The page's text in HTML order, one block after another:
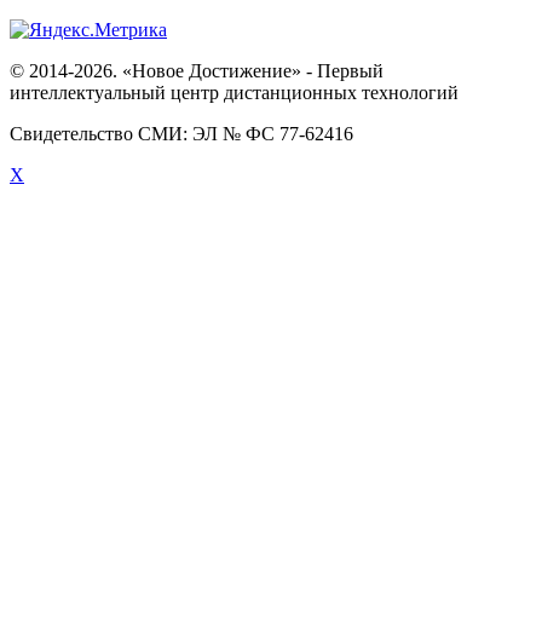
© 2014-2026. «Новое Достижение» - Первый
интеллектуальный центр дистанционных технологий
Свидетельство СМИ: ЭЛ № ФС 77-62416
X